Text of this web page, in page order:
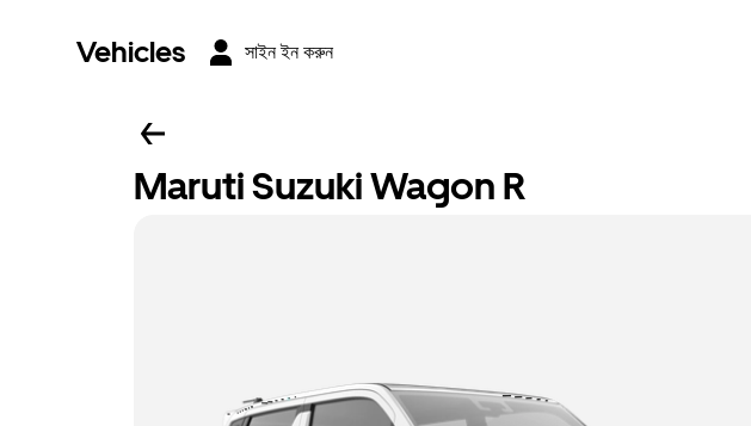
Vehicles সাইন ইন করুন
Maruti Suzuki Wagon R